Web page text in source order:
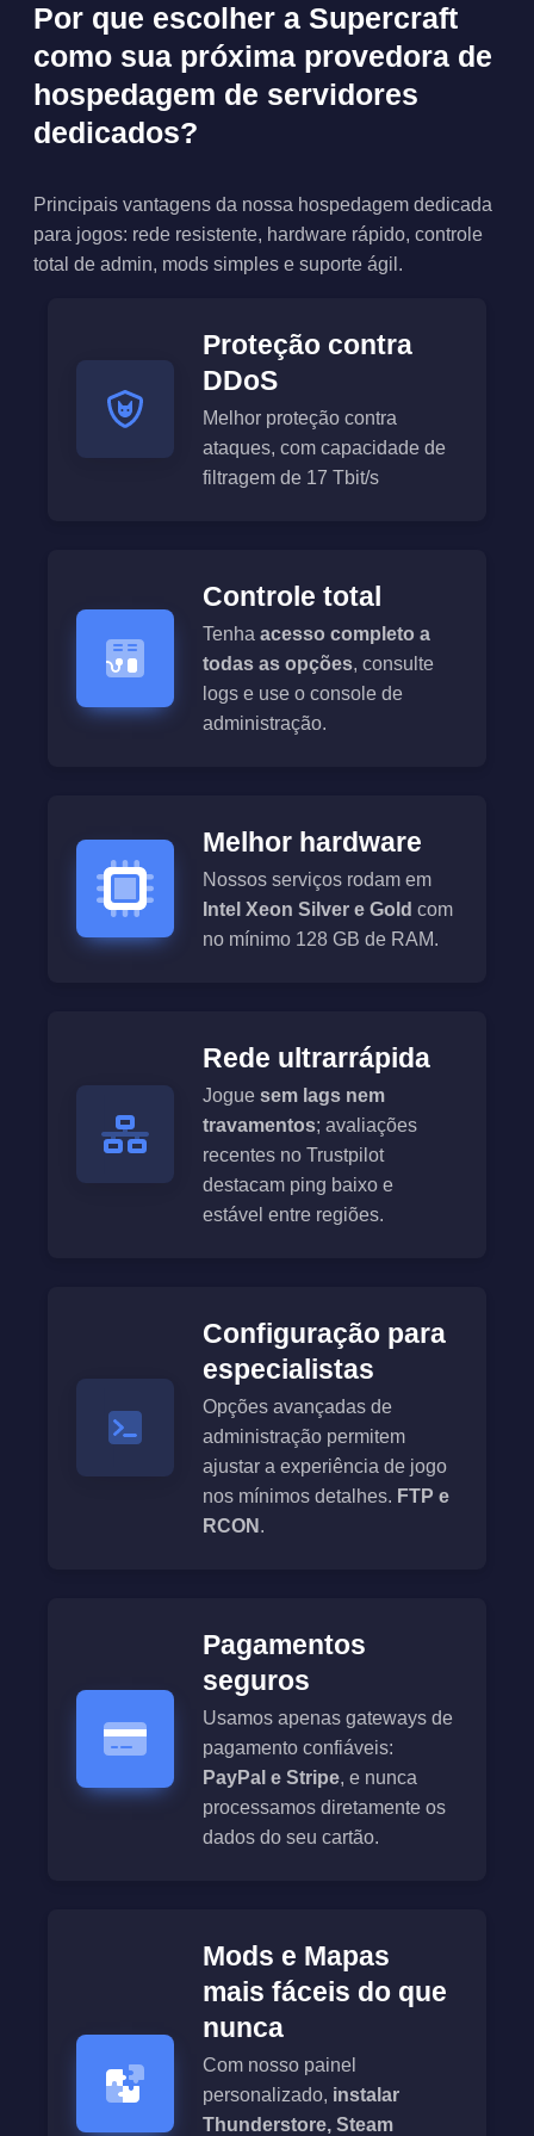
Por que escolher a Supercraft
como sua próxima provedora de
hospedagem de servidores
dedicados?
Principais vantagens da nossa hospedagem dedicada
para jogos: rede resistente, hardware rápido, controle
total de admin, mods simples e suporte ágil.
Proteção contra
DDoS
Melhor proteção contra
ataques, com capacidade de
filtragem de 17 Tbit/s
Controle total
Tenha acesso completo a
todas as opções, consulte
logs e use o console de
administração.
Melhor hardware
Nossos serviços rodam em
Intel Xeon Silver e Gold com
no mínimo 128 GB de RAM.
Rede ultrarrápida
Jogue sem lags nem
travamentos; avaliações
recentes no Trustpilot
destacam ping baixo e
estável entre regiões.
Configuração para
especialistas
Opções avançadas de
administração permitem
ajustar a experiência de jogo
nos mínimos detalhes. FTP e
RCON .
Pagamentos
seguros
Usamos apenas gateways de
pagamento confiáveis:
PayPal e Stripe, e nunca
processamos diretamente os
dados do seu cartão.
Mods e Mapas
mais fáceis do que
nunca
Com nosso painel
personalizado, instalar
Thunderstore, Steam